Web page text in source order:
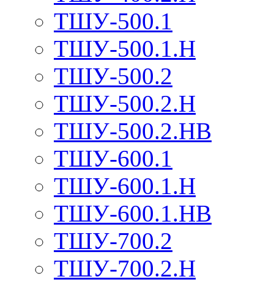
ТШУ-500.1
ТШУ-500.1.Н
ТШУ-500.2
ТШУ-500.2.Н
ТШУ-500.2.НВ
ТШУ-600.1
ТШУ-600.1.Н
ТШУ-600.1.НВ
ТШУ-700.2
ТШУ-700.2.Н